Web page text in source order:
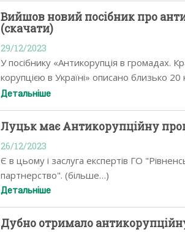
Вийшов новий посібник про
(скачати)
29/12/2023
У посібнику «Антикорупція в громадах.
корупцією в Україні» описано близько
пропозиції…
Детальніше
Луцьк має Антикорупційну
26/12/2023
Є в цьому і заслуга експертів ГО
партнерство". (більше…)
Детальніше
Дубно отримало